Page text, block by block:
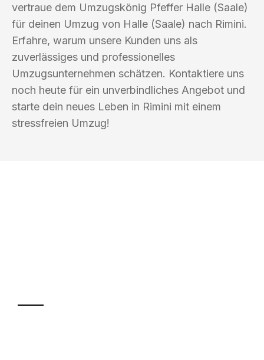
vertraue dem Umzugskönig Pfeffer Halle (Saale)
für deinen Umzug von Halle (Saale) nach Rimini.
Erfahre, warum unsere Kunden uns als
zuverlässiges und professionelles
Umzugsunternehmen schätzen. Kontaktiere uns
noch heute für ein unverbindliches Angebot und
starte dein neues Leben in Rimini mit einem
stressfreien Umzug!